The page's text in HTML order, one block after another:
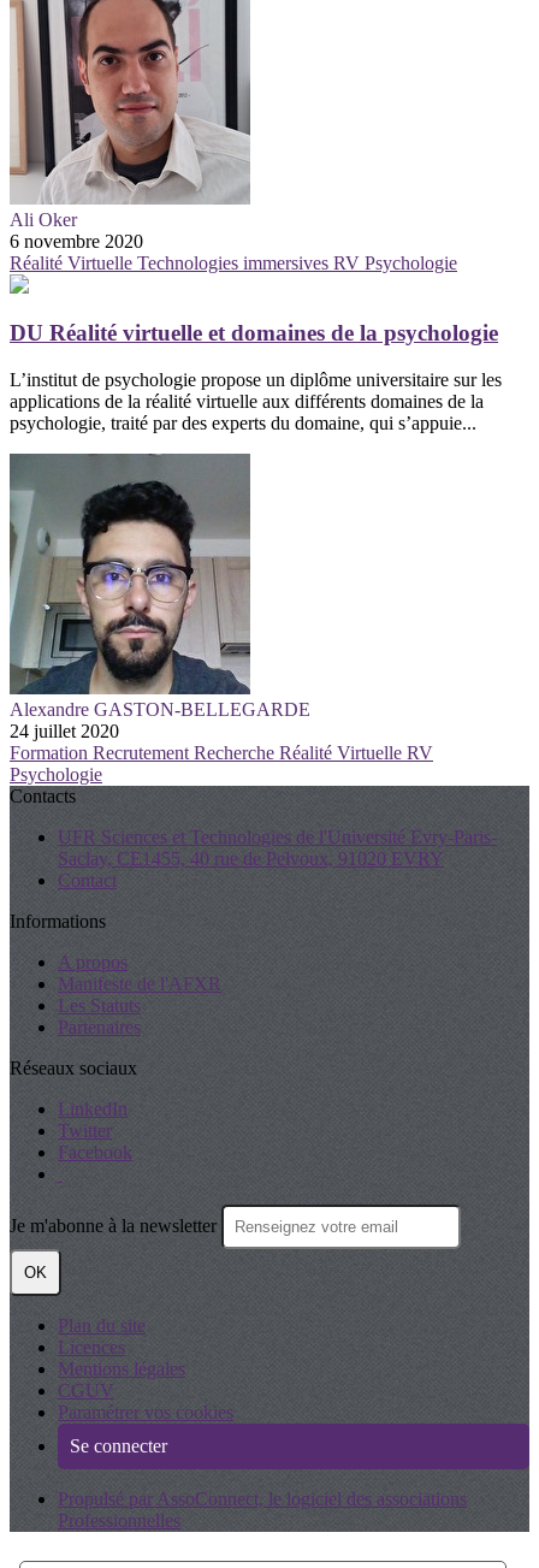
Ali Oker
6 novembre 2020
Réalité Virtuelle Technologies immersives RV Psychologie
DU Réalité virtuelle et domaines de la psychologie
L’institut de psychologie propose un diplôme universitaire sur les
applications de la réalité virtuelle aux différents domaines de la
psychologie, traité par des experts du domaine, qui s’appuie...
Alexandre GASTON-BELLEGARDE
24 juillet 2020
Formation Recrutement Recherche Réalité Virtuelle RV
Psychologie
Contacts
UFR Sciences et Technologies de l'Université Evry-Paris-
Saclay, CE1455, 40 rue de Pelvoux, 91020 EVRY
Contact
Informations
A propos
Manifeste de l'AFXR
Les Statuts
Partenaires
Réseaux sociaux
LinkedIn
Twitter
Facebook
Je m'abonne à la newsletter
OK
Plan du site
Licences
Mentions légales
CGUV
Paramétrer vos cookies
Se connecter
Propulsé par AssoConnect, le logiciel des associations
Professionnelles